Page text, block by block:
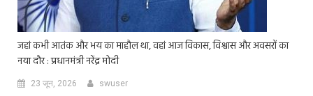
जहां कभी आतंक और भय का माहौल था, वहां आज विकास, विश्वास और अवसरों का
नया दौर : प्रधानमंत्री नरेंद्र मोदी
23 जून, 2026 swuser